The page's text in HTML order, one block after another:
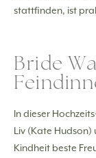
stattfinden, ist
Bride
In dieser
Liv (Kate
Kindheit beste